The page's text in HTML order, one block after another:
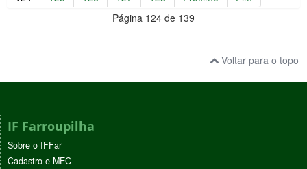
Página 124 de 139
Voltar para o topo
IF Farroupilha
Sobre o IFFar
Cadastro e-MEC